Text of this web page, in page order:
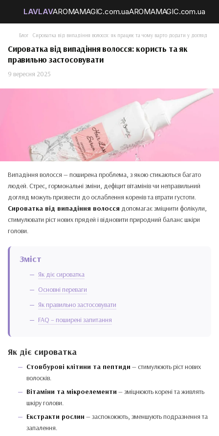
Блог Сироватка від випадіння волосся: як працює та чому варто додати у догляд
Сироватка від випадіння волосся: користь та як
правильно застосовувати
9 вересня 2025
Випадіння волосся — поширена проблема, з якою стикаються багато
людей. Стрес, гормональні зміни, дефіцит вітамінів чи неправильний
догляд можуть призвести до ослаблення коренів та втрати густоти.
Сироватка від випадіння волосся допомагає зміцнити фолікули,
стимулювати ріст нових прядей і відновити природний баланс шкіри
голови.
Зміст
Як діє сироватка
Основні переваги
Як правильно застосовувати
FAQ – поширені запитання
Як діє сироватка
Стовбурові клітини та пептиди — стимулюють ріст нових
волосків.
Вітаміни та мікроелементи — зміцнюють корені та живлять
шкіру голови.
Екстракти рослин — заспокоюють, зменшують подразнення та
запалення.